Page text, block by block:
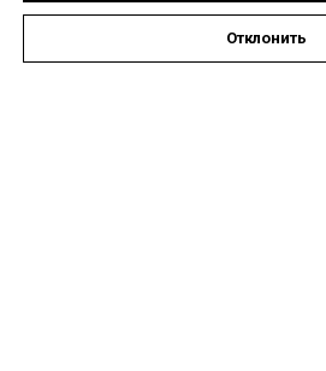
Отклонить
Оставить заявку на запись к